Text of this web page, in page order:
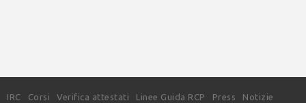
IRC Corsi Verifica attestati Linee Guida RCP Press Notizie